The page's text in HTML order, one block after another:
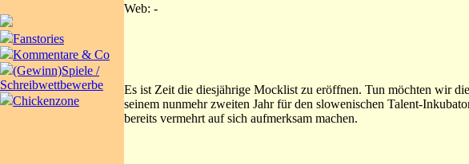
Fanstories
Kommentare & Co
(Gewinn)Spiele /
Schreibwettbewerbe
Chickenzone
Web: -
Es ist Zeit die diesjährige Mocklist zu eröffnen. Tun möchten wir
seinem nunmehr zweiten Jahr für den slowenischen Talent-
bereits vermehrt auf sich aufmerksam machen.